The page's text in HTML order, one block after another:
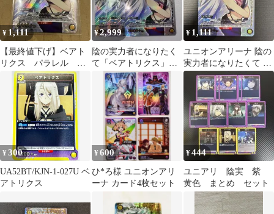
¥ 1,111
【最終値下げ】ベアト
リクス パラレル ユ
ニオンアリーナ
¥2,999
陰の実力者になりたく
て「ベアトリクス」
《パラレル》U★（ア
ンコモン★）4枚セット
¥ 1,111
ユニオンアリーナ 陰の
実力者になりたくて ベ
アトリクス パラレル U
¥300
UA52BT/KJN-1-027U ベ
アトリクス
¥600
ひ*ろ様 ユニオンアリ
ーナ カード4枚セット
¥444
ユニアリ 陰実 紫
黄色 まとめ セット